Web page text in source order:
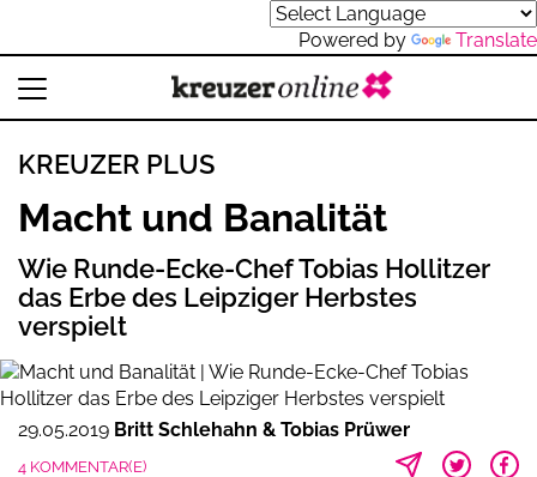
Powered by Translate
KREUZER PLUS
Macht und Banalität
Wie Runde-Ecke-Chef Tobias Hollitzer
das Erbe des Leipziger Herbstes
verspielt
29.05.2019 Britt Schlehahn & Tobias Prüwer
4 KOMMENTAR(E)